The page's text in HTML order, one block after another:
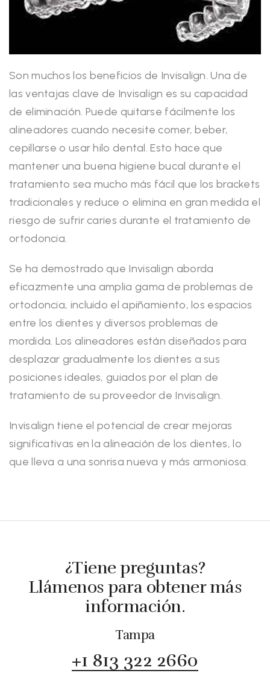
Son muchos los beneficios de Invisalign. Una de
las ventajas clave de Invisalign es su capacidad
de eliminación. Puede quitarse fácilmente los
alineadores cuando necesite comer, beber,
cepillarse o usar hilo dental. Esto hace que
mantener una buena higiene bucal durante el
tratamiento sea mucho más fácil que los brackets
tradicionales y reduce o elimina en gran medida el
riesgo de sufrir caries durante el tratamiento de
ortodoncia.
Se ha demostrado que Invisalign aborda
eficazmente una amplia gama de problemas de
ortodoncia, incluido el apiñamiento, los espacios
entre los dientes y diversos problemas de
mordida. Los alineadores están diseñados para
desplazar gradualmente los dientes a sus
posiciones ideales, guiados por el plan de
tratamiento de su proveedor de Invisalign.
Invisalign tiene el potencial de crear mejoras
significativas en la alineación de los dientes, lo
que lleva a una sonrisa nueva y más armoniosa.
¿Tiene preguntas?
Llámenos para obtener más
información.
Tampa
+1 813 322 2660